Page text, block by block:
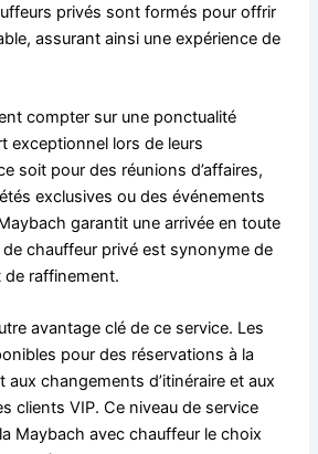
privés sont formés pour offrir
assurant ainsi une expérience de
compter sur une ponctualité
exceptionnel lors de leurs
soit pour des réunions d’affaires,
exclusives ou des événements
garantit une arrivée en toute
chauffeur privé est synonyme de
de raffinement.
avantage clé de ce service. Les
pour des réservations à la
aux changements d’itinéraire et aux
clients VIP. Ce niveau de service
Maybach avec chauffeur le choix